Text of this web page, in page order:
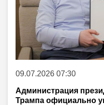
09.07.2026 07:30
Администрация
Трампа официально